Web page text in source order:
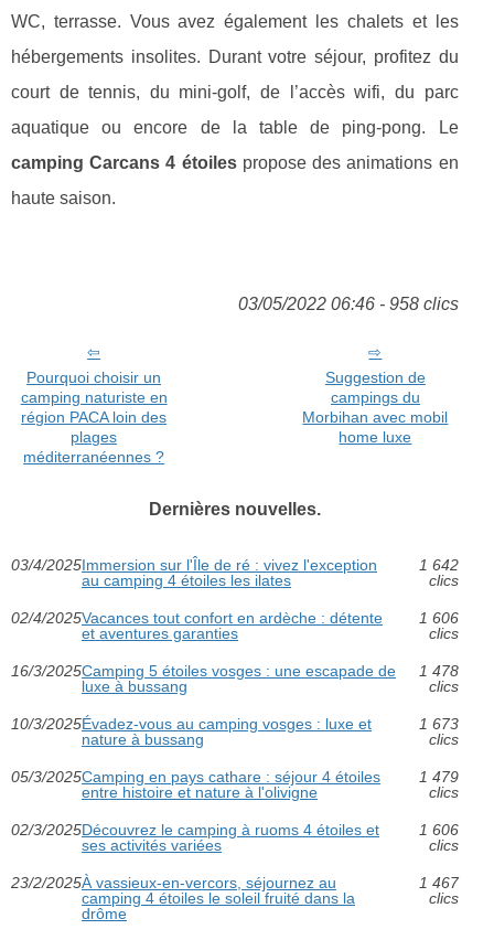
WC, terrasse. Vous avez également les chalets et les
hébergements insolites. Durant votre séjour, profitez du
court de tennis, du mini-golf, de l’accès wifi, du parc
aquatique ou encore de la table de ping-pong. Le
camping Carcans 4 étoilespropose des animations en
haute saison.
03/05/2022 06:46 - 958 clics
Pourquoi choisir un
camping naturiste en
région PACA loin des
plages
méditerranéennes ?
Suggestion de
campings du
Morbihan avec mobil
home luxe
Dernières nouvelles.
03/4/2025Immersion sur l'Île de ré : vivez l'exception
au camping 4 étoiles les ilates
1 642
clics
02/4/2025Vacances tout confort en ardèche : détente
et aventures garanties
1 606
clics
16/3/2025Camping 5 étoiles vosges : une escapade de
luxe à bussang
1 478
clics
10/3/2025Évadez-vous au camping vosges : luxe et
nature à bussang
1 673
clics
05/3/2025Camping en pays cathare : séjour 4 étoiles
entre histoire et nature à l'olivigne
1 479
clics
02/3/2025Découvrez le camping à ruoms 4 étoiles et
ses activités variées
1 606
clics
23/2/2025À vassieux-en-vercors, séjournez au
camping 4 étoiles le soleil fruité dans la
drôme
1 467
clics